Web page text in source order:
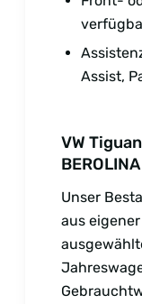
Assist,
VW
Unser
aus